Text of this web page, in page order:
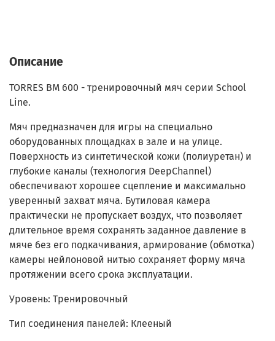
Описание
TORRES BM 600 - тренировочный мяч серии School
Line.
Мяч предназначен для игры на специально
оборудованных площадках в зале и на улице.
Поверхность из синтетической кожи (полиуретан) и
глубокие каналы (технология DeepChannel)
обеспечивают хорошее сцепление и максимально
уверенный захват мяча. Бутиловая камера
практически не пропускает воздух, что позволяет
длительное время сохранять заданное давление в
мяче без его подкачивания, армирование (обмотка)
камеры нейлоновой нитью сохраняет форму мяча
протяжении всего срока эксплуатации.
Уровень: Тренировочный
Тип соединения панелей: Клееный